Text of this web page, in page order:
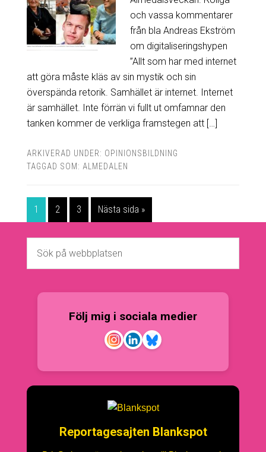
och vassa kommentarer
från bla Andreas Ekström
om digitaliseringshypen
”Allt som har med internet
att göra måste kläs av sin mystik och sin
överspända retorik. Samhället är internet. Internet
är samhället. Inte förrän vi fullt ut omfamnar den
tanken kommer de verkliga framstegen att […]
ARKIVERAD UNDER: OPINIONSBILDNING
TAGGAD SOM: ALMEDALEN
1 2 3 Nästa sida »
Följ mig i sociala medier
Reportagesajten Blankspot